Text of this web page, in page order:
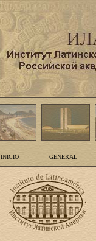
INICIO GENERAL